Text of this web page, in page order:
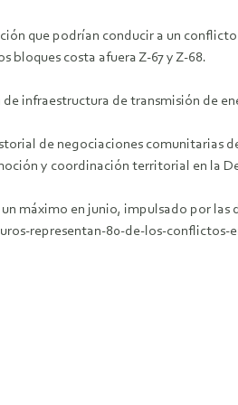
que podrían conducir a un
bloques costa afuera Z-67 y Z-68.
infraestructura de transmisión de
de negociaciones
y coordinación territorial en la
máximo en junio, impulsado por
representan-80-de-los-conflictos-